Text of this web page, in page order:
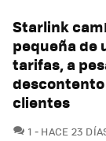
Starlink
pequeña de
tarifas, a
clientes
1 HACE 23